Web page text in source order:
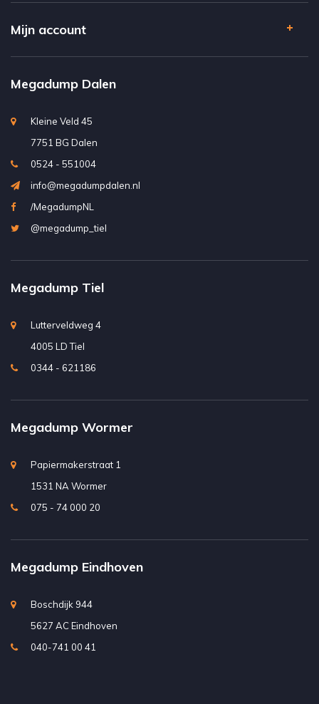
Mijn account
Megadump Dalen
Kleine Veld 45
7751 BG Dalen
0524 - 551004
info@megadumpdalen.nl
/MegadumpNL
@megadump_tiel
Megadump Tiel
Lutterveldweg 4
4005 LD Tiel
0344 - 621186
Megadump Wormer
Papiermakerstraat 1
1531 NA Wormer
075 - 74 000 20
Megadump Eindhoven
Boschdijk 944
5627 AC Eindhoven
040-741 00 41